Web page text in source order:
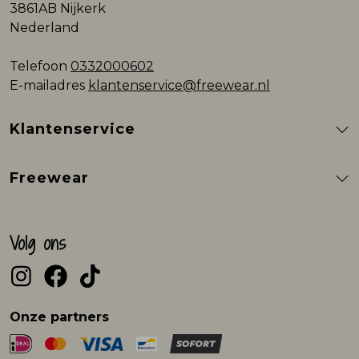
3861AB Nijkerk
Nederland
Telefoon 0332000602
E-mailadres klantenservice@freewear.nl
Klantenservice
Freewear
Volg ons
Onze partners